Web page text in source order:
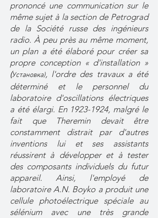
prononcé une communication sur le
même sujet à la section de Petrograd
de la Société russe des ingénieurs
radio. À peu près au même moment,
un plan a été élaboré pour créer sa
propre conception « d'installation »
(Установка), l'ordre des travaux a été
déterminé et le personnel du
laboratoire d'oscillations électriques
a été élargi. En 1923-1924, malgré le
fait que Theremin devait être
constamment distrait par d'autres
inventions lui et ses assistants
réussirent à développer et à tester
des composants individuels du futur
appareil. Ainsi, l'employé de
laboratoire A.N. Boyko a produit une
cellule photoélectrique spéciale au
sélénium avec une très grande